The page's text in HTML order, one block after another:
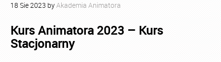
18 Sie2023 byAkademia Animatora
Kurs Animatora 2023 – Kurs
Stacjonarny